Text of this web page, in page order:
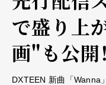
で盛り上
画"も公開！
DXTEEN 新曲「Wanna